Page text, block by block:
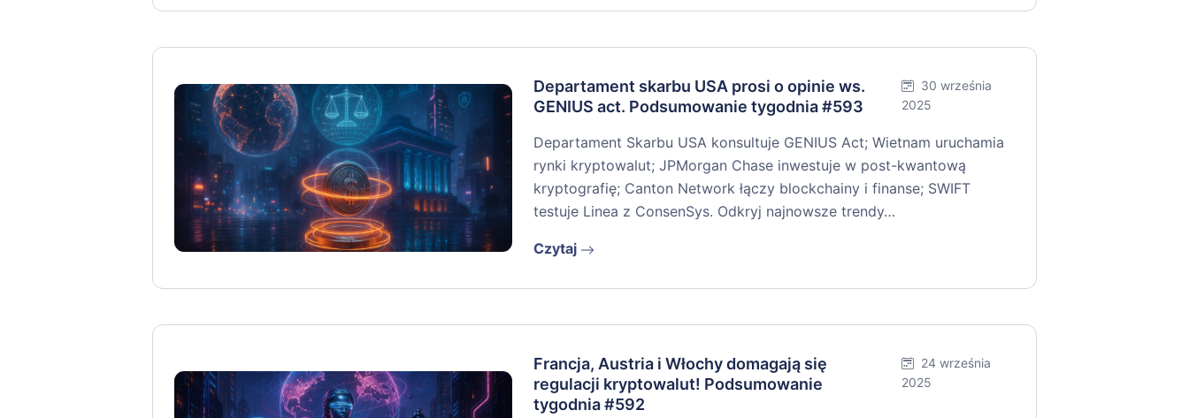
Departament skarbu USA prosi o opinie ws.
GENIUS act. Podsumowanie tygodnia #593
30 września
2025
Departament Skarbu USA konsultuje GENIUS Act; Wietnam uruchamia
rynki kryptowalut; JPMorgan Chase inwestuje w post-kwantową
kryptografię; Canton Network łączy blockchainy i finanse; SWIFT
testuje Linea z ConsenSys. Odkryj najnowsze trendy…
Czytaj
Francja, Austria i Włochy domagają się
regulacji kryptowalut! Podsumowanie
tygodnia #592
24 września
2025